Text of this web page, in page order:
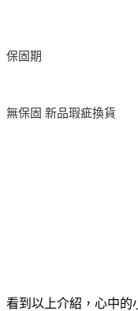
保固期
無保固 新品瑕疵換貨
看到以上介紹，心中的